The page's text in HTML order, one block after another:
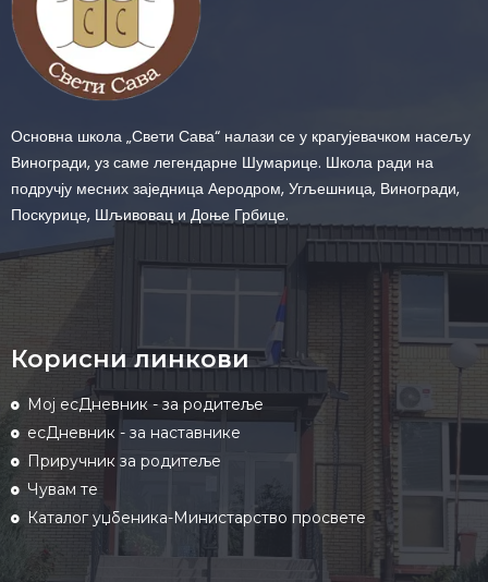
Основна школа „Свети Сава“ налази се у крагујевачком насељу
Виногради, уз саме легендарне Шумарице. Школа ради на
подручју месних заједница Аеродром, Угљешница, Виногради,
Поскурице, Шљивовац и Доње Грбице.
Корисни линкови
Мој есДневник - за родитеље
есДневник - за наставнике
Приручник за родитеље
Чувам те
Каталог уџбеника-Министарство просвете